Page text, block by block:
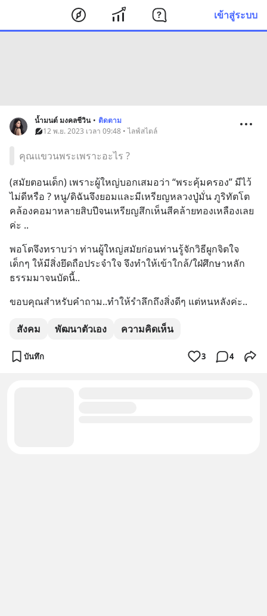
เข้าสู่ระบบ
น้ำมนต์ มงคลชีวิน • ติดตาม
12 พ.ย. 2023 เวลา 09:48 • ไลฟ์สไตล์
คุณแขวนพระเพราะอะไร ?
(สมัยตอนเด็ก) เพราะผู้ใหญ่บอกเสมอว่า “พระคุ้มครอง” มีไว้
ไม่ดีหรือ ? หนู/ดิฉันจึงยอมและมีเหรียญหลวงปู่มั่น ภูริทัตโต
คล้องคอมาหลายสิบปีจนเหรียญสึกเห็นสีคล้ายทองเหลืองเลย
ค่ะ ..
พอโตจึงทราบว่า ท่านผู้ใหญ่สมัยก่อนท่านรู้จักวิธีผูกจิตใจ
เด็กๆ ให้มีสิ่งยึดถือประจำใจ จึงทำให้เข้าใกล้/ใฝ่ศึกษาหลัก
ธรรมมาจนบัดนี้..
ขอบคุณสำหรับคําถาม..ทำให้รำลึกถึงสิ่งดีๆ แต่หนหลังค่ะ..
สังคม พัฒนาตัวเอง ความคิดเห็น
บันทึก 3 4